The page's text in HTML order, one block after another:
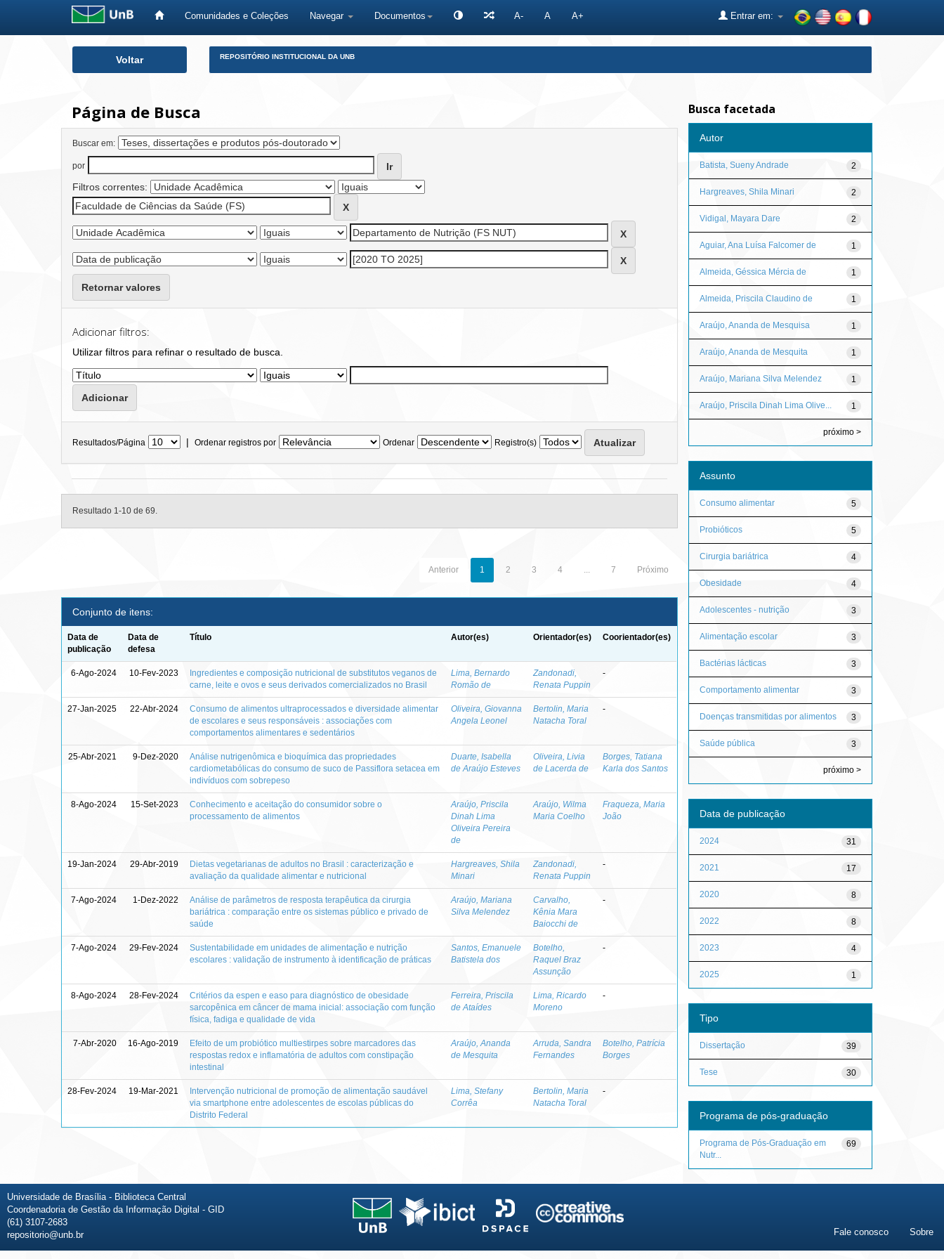
Comunidades e Coleções Navegar Documentos A- A A+ Entrar em:
Voltar REPOSITÓRIO INSTITUCIONAL DA UNB
Página de Busca
Buscar em:
por
Filtros correntes:
Retornar valores
Adicionar filtros:
Utilizar filtros para refinar o resultado de busca.
Resultados/Página | Ordenar registros por Ordenar Registro(s)
Resultado 1-10 de 69.
Anterior 1 2 3 4 ... 7 Próximo
Conjunto de itens:
Data de
publicação
Data de
defesa
Título Autor(es) Orientador(es) Coorientador(es)
6-Ago-2024 10-Fev-2023
Ingredientes e composição nutricional de substitutos veganos de
carne, leite e ovos e seus derivados comercializados no Brasil
Lima, Bernardo
Romão de
Zandonadi,
Renata Puppin
-
27-Jan-2025 22-Abr-2024
Consumo de alimentos ultraprocessados e diversidade alimentar
de escolares e seus responsáveis : associações com
comportamentos alimentares e sedentários
Oliveira, Giovanna
Angela Leonel
Bertolin, Maria
Natacha Toral
-
25-Abr-2021 9-Dez-2020
Análise nutrigenômica e bioquímica das propriedades
cardiometabólicas do consumo de suco de Passiflora setacea em
indivíduos com sobrepeso
Duarte, Isabella
de Araújo Esteves
Oliveira, Livia
de Lacerda de
Borges, Tatiana
Karla dos Santos
8-Ago-2024 15-Set-2023
Conhecimento e aceitação do consumidor sobre o
processamento de alimentos
Araújo, Priscila
Dinah Lima
Oliveira Pereira
de
Araújo, Wilma
Maria Coelho
Fraqueza, Maria
João
19-Jan-2024 29-Abr-2019
Dietas vegetarianas de adultos no Brasil : caracterização e
avaliação da qualidade alimentar e nutricional
Hargreaves, Shila
Minari
Zandonadi,
Renata Puppin
-
7-Ago-2024 1-Dez-2022
Análise de parâmetros de resposta terapêutica da cirurgia
bariátrica : comparação entre os sistemas público e privado de
saúde
Araújo, Mariana
Silva Melendez
Carvalho,
Kênia Mara
Baiocchi de
-
7-Ago-2024 29-Fev-2024
Sustentabilidade em unidades de alimentação e nutrição
escolares : validação de instrumento à identificação de práticas
Santos, Emanuele
Batistela dos
Botelho,
Raquel Braz
Assunção
-
8-Ago-2024 28-Fev-2024
Critérios da espen e easo para diagnóstico de obesidade
sarcopênica em câncer de mama inicial: associação com função
física, fadiga e qualidade de vida
Ferreira, Priscila
de Ataídes
Lima, Ricardo
Moreno
-
7-Abr-2020 16-Ago-2019
Efeito de um probiótico multiestirpes sobre marcadores das
respostas redox e inflamatória de adultos com constipação
intestinal
Araújo, Ananda
de Mesquita
Arruda, Sandra
Fernandes
Botelho, Patrícia
Borges
28-Fev-2024 19-Mar-2021
Intervenção nutricional de promoção de alimentação saudável
via smartphone entre adolescentes de escolas públicas do
Distrito Federal
Lima, Stefany
Corrêa
Bertolin, Maria
Natacha Toral
-
Busca facetada
Autor
2
Batista, Sueny Andrade
2
Hargreaves, Shila Minari
2
Vidigal, Mayara Dare
1
Aguiar, Ana Luísa Falcomer de
1
Almeida, Géssica Mércia de
1
Almeida, Priscila Claudino de
1
Araújo, Ananda de Mesquisa
1
Araújo, Ananda de Mesquita
1
Araújo, Mariana Silva Melendez
1
Araújo, Priscila Dinah Lima Olive...
próximo >
Assunto
5
Consumo alimentar
5
Probióticos
4
Cirurgia bariátrica
4
Obesidade
3
Adolescentes - nutrição
3
Alimentação escolar
3
Bactérias lácticas
3
Comportamento alimentar
3
Doenças transmitidas por alimentos
3
Saúde pública
próximo >
Data de publicação
31
2024
17
2021
8
2020
8
2022
4
2023
1
2025
Tipo
39
Dissertação
30
Tese
Programa de pós-graduação
69
Programa de Pós-Graduação em
Nutr...
Universidade de Brasília - Biblioteca Central
Coordenadoria de Gestão da Informação Digital - GID
(61) 3107-2683
repositorio@unb.br
Fale conosco Sobre